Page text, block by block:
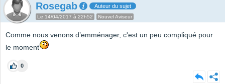
Rosegab Auteur du sujet
Le 14/04/2017 à 22h52 Nouvel Aviseur
Comme nous venons d’emménager, c'est un peu compliqué pour
le moment
0